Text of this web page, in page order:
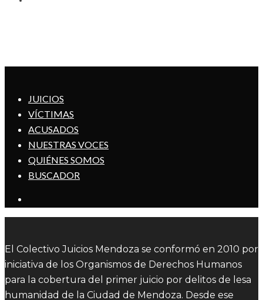
JUICIOS
VÍCTIMAS
ACUSADOS
NUESTRAS VOCES
QUIÉNES SOMOS
BUSCADOR
El Colectivo Juicios Mendoza se conformó en 2010 por
iniciativa de los Organismos de Derechos Humanos
para la cobertura del primer juicio por delitos de lesa
humanidad de la Ciudad de Mendoza. Desde ese